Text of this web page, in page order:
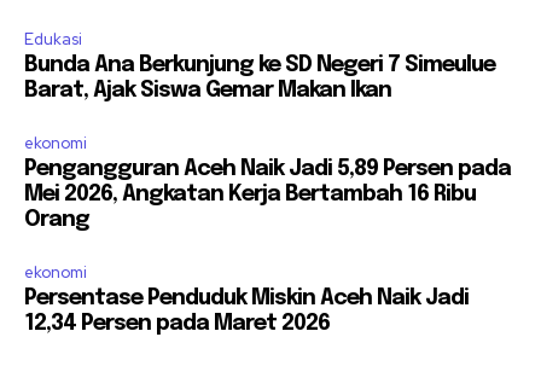
Edukasi
Bunda Ana Berkunjung ke SD Negeri 7 Simeulue
Barat, Ajak Siswa Gemar Makan Ikan
ekonomi
Pengangguran Aceh Naik Jadi 5,89 Persen pada
Mei 2026, Angkatan Kerja Bertambah 16 Ribu
Orang
ekonomi
Persentase Penduduk Miskin Aceh Naik Jadi
12,34 Persen pada Maret 2026